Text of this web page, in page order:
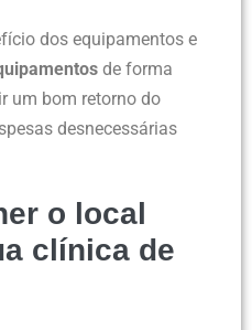
dos equipamentos e
de forma
um bom retorno do
desnecessárias
o local
clínica de